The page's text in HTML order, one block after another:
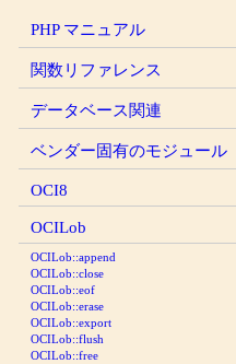
PHP マニュアル
関数リファレンス
データベース関連
ベンダー固有のモジュール
OCI8
OCILob
OCILob::append
OCILob::close
OCILob::eof
OCILob::erase
OCILob::export
OCILob::flush
OCILob::free